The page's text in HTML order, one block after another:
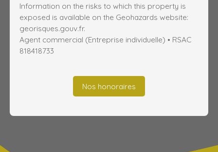
Information on the risks to which this property is
exposed is available on the Geohazards website:
georisques.gouv.fr.
Agent commercial (Entreprise individuelle) • RSAC
818418733
Nos honoraires